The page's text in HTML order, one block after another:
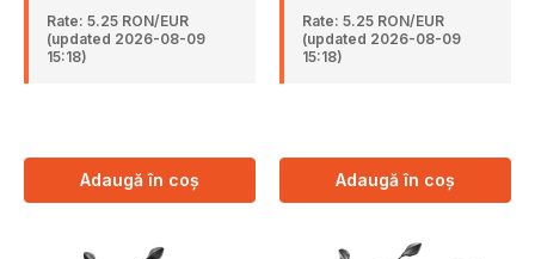
Rate: 5.25 RON/EUR
(updated 2026-08-09
15:18)
Adaugă în coș
Rate: 5.25 RON/EUR
(updated 2026-08-09
15:18)
Adaugă în coș